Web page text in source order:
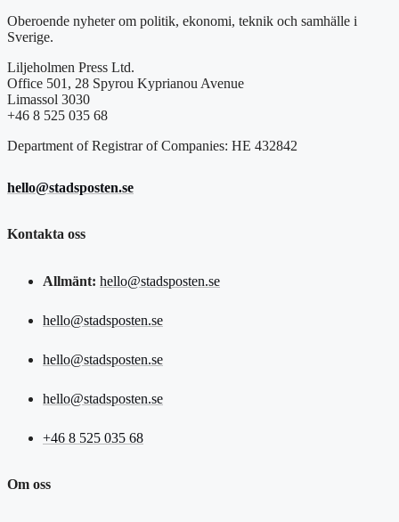
Oberoende nyheter om politik, ekonomi, teknik och samhälle i
Sverige.
Liljeholmen Press Ltd.
Office 501, 28 Spyrou Kyprianou Avenue
Limassol 3030
+46 8 525 035 68
Department of Registrar of Companies: HE 432842
hello@stadsposten.se
Kontakta oss
Allmänt: hello@stadsposten.se
hello@stadsposten.se
hello@stadsposten.se
hello@stadsposten.se
+46 8 525 035 68
Om oss